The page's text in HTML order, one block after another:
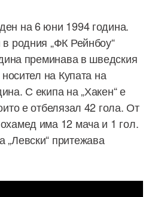
на 6 юни 1994 година.
родния „ФК Рейнбоу“
преминава в шведския
на Купата на
С екипа на „Хакен“ е
е отбелязал 42 гола. От
има 12 мача и 1 гол.
притежава